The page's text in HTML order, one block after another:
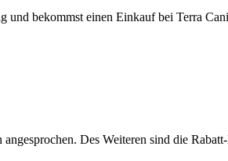
bekommst einen Einkauf bei Terra
Des Weiteren sind die